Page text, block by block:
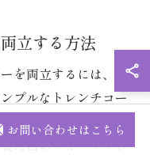
立する方法
を両立するには、フ
プルなトレンチコー
とが基本です。イン
た目のフォーマルさ
お問い合わせはこちら